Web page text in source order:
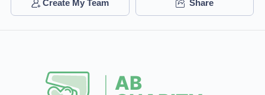
Create My Team Share